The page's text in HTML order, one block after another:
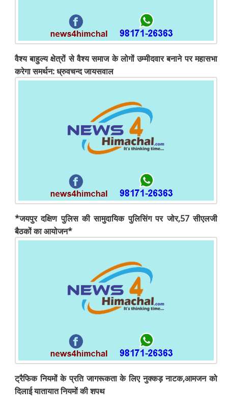
वैश्य बाहुल्य क्षेत्रों से वैश्य समाज के लोगों उम्मीदवार बनाने पर महासभा
करेगा समर्थन: ध्रुवचन्द जायसवाल
*जयपुर दक्षिण पुलिस की सामुदायिक पुलिसिंग पर जोर,57 सीएलजी
बैठकों का आयोजन*
ट्रैफिक नियमों के प्रति जागरूकता के लिए नुक्कड़ नाटक,आमजन को
दिलाई यातायात नियमों की शपथ